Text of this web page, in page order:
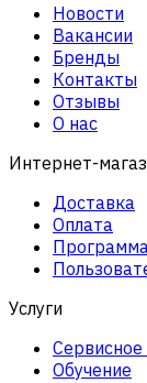
Новости
Вакансии
Бренды
Контакты
Отзывы
О нас
Интернет-
Доставка
Оплата
Услуги
Обучение